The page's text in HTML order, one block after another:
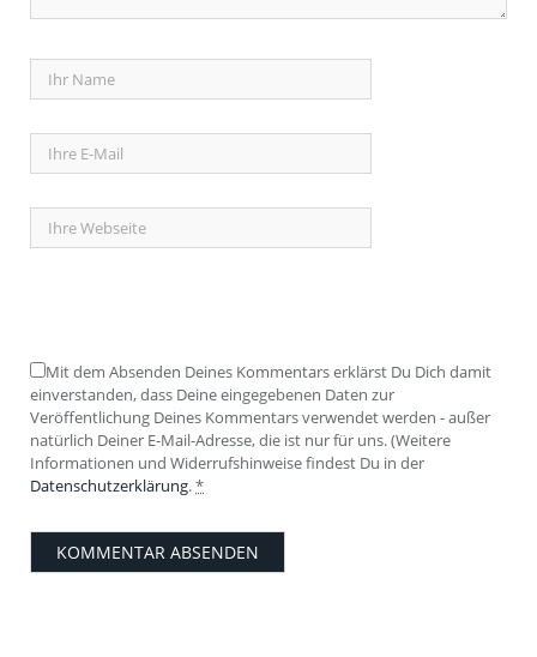
Mit dem Absenden Deines Kommentars erklärst Du Dich damit
einverstanden, dass Deine eingegebenen Daten zur
Veröffentlichung Deines Kommentars verwendet werden - außer
natürlich Deiner E-Mail-Adresse, die ist nur für uns. (Weitere
Informationen und Widerrufshinweise findest Du in der
Datenschutzerklärung.*